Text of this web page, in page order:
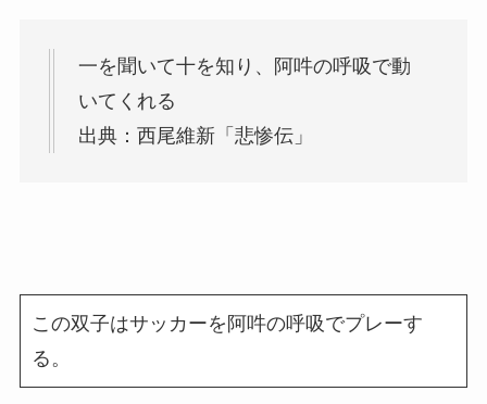
一を聞いて十を知り、阿吽の呼吸で動
いてくれる
出典：西尾維新「悲惨伝」
この双子はサッカーを阿吽の呼吸でプレーす
る。